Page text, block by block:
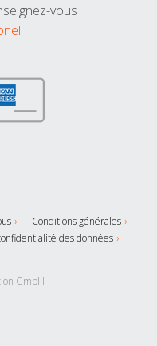
vous
.
Conditions générales
des données
GmbH